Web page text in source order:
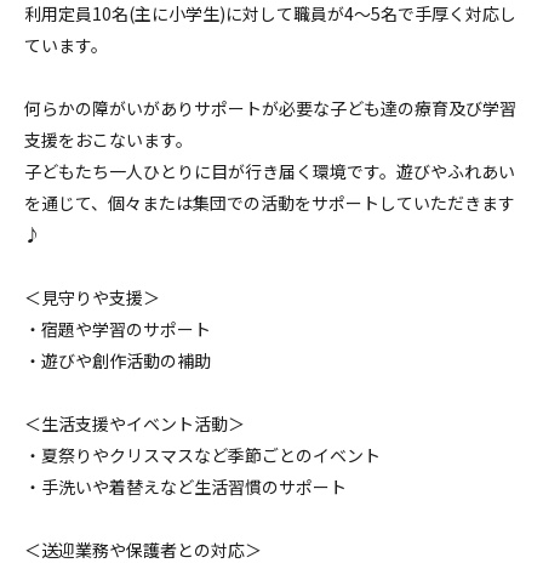
利用定員10名(主に小学生)に対して職員が4～5名で手厚く対応し
ています。
何らかの障がいがありサポートが必要な子ども達の療育及び学習
支援をおこないます。
子どもたち一人ひとりに目が行き届く環境です。遊びやふれあい
を通じて、個々または集団での活動をサポートしていただきます
♪
＜見守りや支援＞
・宿題や学習のサポート
・遊びや創作活動の補助
＜生活支援やイベント活動＞
・夏祭りやクリスマスなど季節ごとのイベント
・手洗いや着替えなど生活習慣のサポート
＜送迎業務や保護者との対応＞